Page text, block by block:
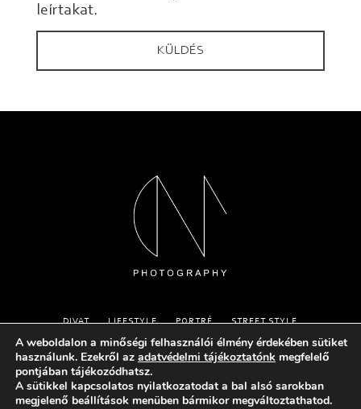
leírtakat.
DIVAT LIFESTYLE PORTRÉ
STREET STYLE
IMPRESSZUM
BLOG KAPCSOLAT
A weboldalon a minőségi felhasználói élmény érdekében sütiket
használunk. Ezekről az adatvédelmi tájékoztatónk megfelelő
pontjában tájékozódhatsz.
A sütikkel kapcsolatos nyilatkozatodat a bal alsó sarokban
megjelenő beállítások menüben bármikor megváltoztathatod.